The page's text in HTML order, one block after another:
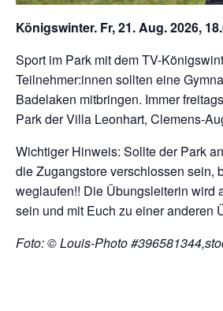
Königswinter. Fr, 21. Aug. 2026,
Sport im Park mit dem TV-
Teilnehmer:innen sollten eine
Badelaken mitbringen. Immer
Park der Villa Leonhart, Clemens-
Wichtiger Hinweis: Sollte der Park
die Zugangstore verschlossen sein,
weglaufen!! Die Übungsleiterin wird
sein und mit Euch zu einer anderen
Foto: © Louis-Photo